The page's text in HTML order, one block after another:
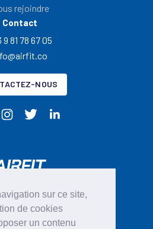
sur ce site,
de cookies
un contenu
rejoindre
Contact
9 81 78 67 05
NOUS
CGU